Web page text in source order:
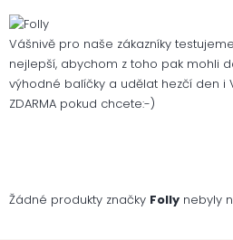
Vášnivě pro naše zákazníky
nejlepší, abychom z toho pak mohli
výhodné balíčky a udělat hezčí den i
ZDARMA pokud chcete:-)
Žádné produkty značky Folly nebyly